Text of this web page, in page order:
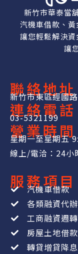
新竹市華泰當
汽機車借款、黃
讓您輕鬆解決
讓
聯絡地址
新竹市東區經國
連絡電話
03-5321199
營業時間
星期一至星期五
線上/電洽：24小
服務項目
汽機車借款
各類融資代辦
工商融資週轉
房屋土地借款
轉貸增貸降息